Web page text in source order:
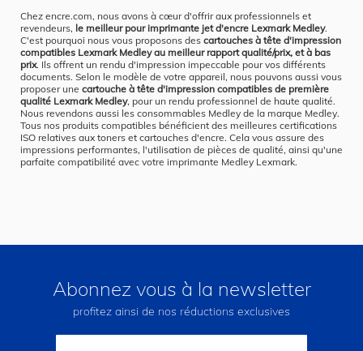
Chez encre.com, nous avons à cœur d'offrir aux professionnels et
revendeurs, le meilleur pour imprimante jet d'encre Lexmark Medley.
C'est pourquoi nous vous proposons des cartouches à tête d'impression
compatibles Lexmark Medley au meilleur rapport qualité/prix, et à bas
prix. Ils offrent un rendu d'impression impeccable pour vos différents
documents. Selon le modèle de votre appareil, nous pouvons aussi vous
proposer une cartouche à tête d'impression compatibles de première
qualité Lexmark Medley, pour un rendu professionnel de haute qualité.
Nous revendons aussi les consommables Medley de la marque Medley.
Tous nos produits compatibles bénéficient des meilleures certifications
ISO relatives aux toners et cartouches d'encre. Cela vous assure des
impressions performantes, l'utilisation de pièces de qualité, ainsi qu'une
parfaite compatibilité avec votre imprimante Medley Lexmark.
Abonnez vous à la newsletter
profitez ainsi de nos réductions exclusives